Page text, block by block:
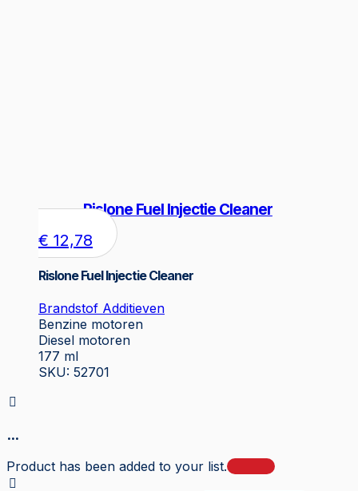
Rislone Fuel Injectie Cleaner
€ 12,78
Rislone Fuel Injectie Cleaner
Brandstof Additieven
Benzine motoren
Diesel motoren
177 ml
SKU: 52701
...
Product has been added to your list.